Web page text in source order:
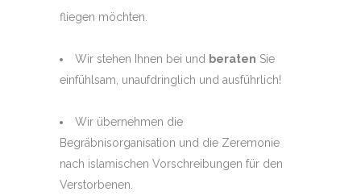
fliegen möchten.
Wir stehen Ihnen bei und beraten Sie
einfühlsam, unaufdringlich und ausführlich!
Wir übernehmen die
Begräbnisorganisation und die Zeremonie
nach islamischen Vorschreibungen für den
Verstorbenen.